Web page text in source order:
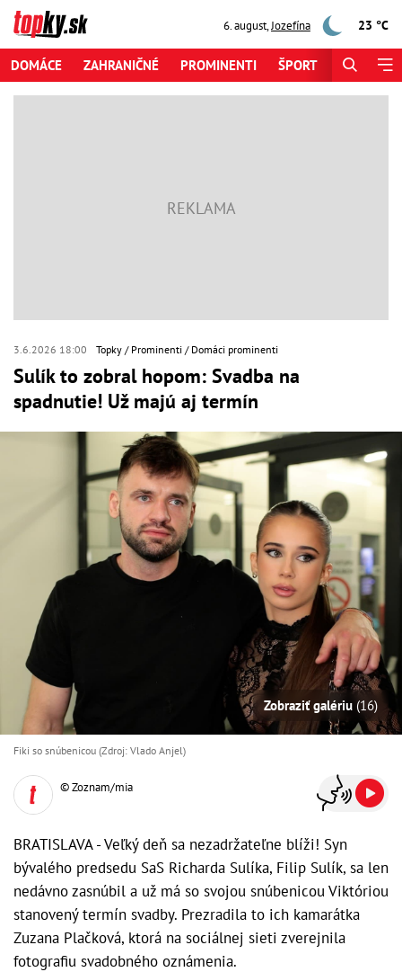
6. august,Jozefína 23 °C
DOMÁCE ZAHRANIČNÉ PROMINENTI ŠPORT
3.6.2026 18:00 Topky Prominenti Domáci prominenti
Sulík to zobral hopom: Svadba na
spadnutie! Už majú aj termín
Zobraziť galériu (16)
Fiki so snúbenicou (Zdroj: Vlado Anjel)
© Zoznam/mia
BRATISLAVA - Veľký deň sa nezadržateľne blíži! Syn
bývalého predsedu SaS Richarda Sulíka, Filip Sulík, sa len
nedávno zasnúbil a už má so svojou snúbenicou Viktóriou
stanovený termín svadby. Prezradila to ich kamarátka
Zuzana Plačková, ktorá na sociálnej sieti zverejnila
fotografiu svadobného oznámenia.